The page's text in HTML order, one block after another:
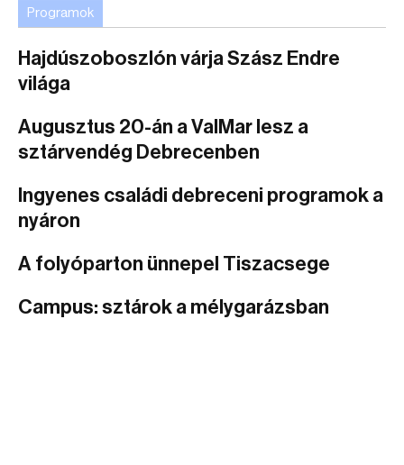
Programok
Hajdúszoboszlón várja Szász Endre
világa
Augusztus 20-án a ValMar lesz a
sztárvendég Debrecenben
Ingyenes családi debreceni programok a
nyáron
A folyóparton ünnepel Tiszacsege
Campus: sztárok a mélygarázsban